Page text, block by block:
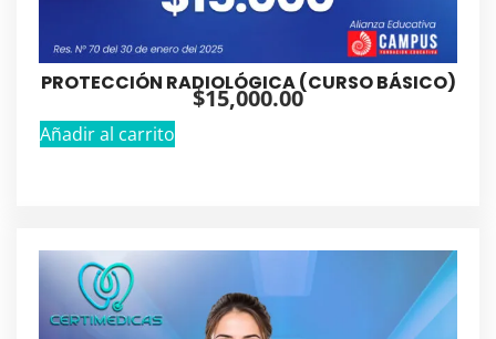
PROTECCIÓN RADIOLÓGICA (CURSO BÁSICO)
$15,000.00
Añadir al carrito